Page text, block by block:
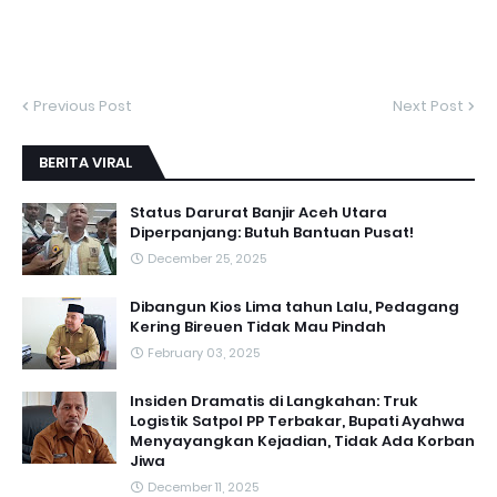
Previous Post Next Post
BERITA VIRAL
Status Darurat Banjir Aceh Utara
Diperpanjang: Butuh Bantuan Pusat!
December 25, 2025
Dibangun Kios Lima tahun Lalu, Pedagang
Kering Bireuen Tidak Mau Pindah
February 03, 2025
Insiden Dramatis di Langkahan: Truk
Logistik Satpol PP Terbakar, Bupati Ayahwa
Menyayangkan Kejadian, Tidak Ada Korban
Jiwa
December 11, 2025